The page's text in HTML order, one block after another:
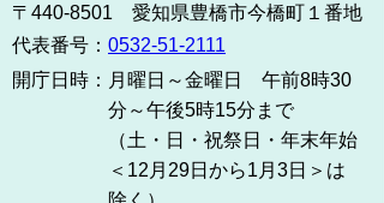
〒440-8501 愛知県豊橋市今橋町１番地
代表番号： 0532-51-2111
開庁日時： 月曜日～金曜日 午前8時30
分～午後5時15分まで
（土・日・祝祭日・年末年始
＜12月29日から1月3日＞は